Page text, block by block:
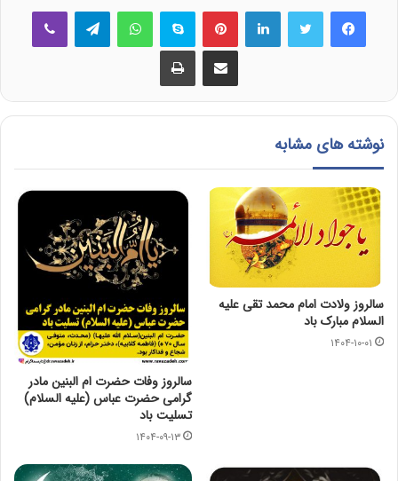
فیس بوک لینکدین ‫پین‌ترست اسکایپ واتس آپ
اشتراک گذاری از طریق ایمیل چاپ
نوشته های مشابه
سالروز ولادت امام محمد تقی عليه
السلام مبارک باد
۱۴۰۴-۱۰-۰۱
سالروز وفات حضرت ام البنین مادر
گرامی حضرت عباس (علیه السلام)
تسلیت باد
۱۴۰۴-۰۹-۱۳